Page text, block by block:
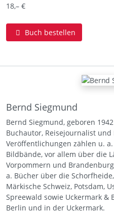
18,– €
Buch bestellen
Bernd Siegmund
Bernd Siegmund, geboren
Buchautor, Reisejournalist
Veröffentlichungen zählen u.
Bildbände, vor allem über die
Vorpommern und
a. Bücher über die
Märkische Schweiz, Potsdam,
Spreewald sowie Uckermark
Berlin und in der Uckermark.